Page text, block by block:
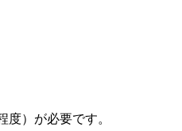
度）が必要です。